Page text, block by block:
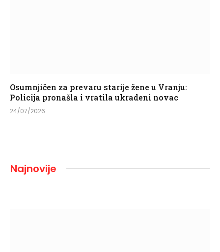
Osumnjičen za prevaru starije žene u Vranju:
Policija pronašla i vratila ukradeni novac
24/07/2026
Najnovije